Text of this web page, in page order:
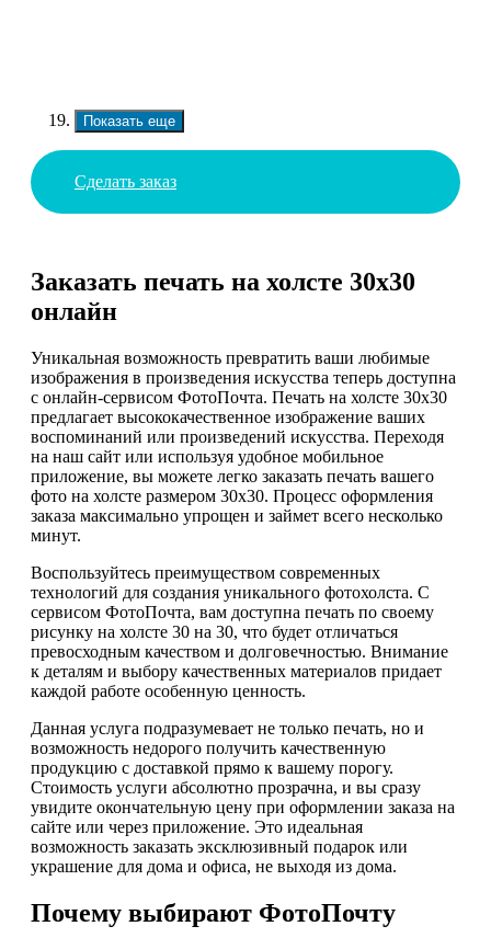
Показать еще
Сделать заказ
Заказать печать на холсте 30х30
онлайн
Уникальная возможность превратить ваши любимые
изображения в произведения искусства теперь доступна
с онлайн-сервисом ФотоПочта. Печать на холсте 30х30
предлагает высококачественное изображение ваших
воспоминаний или произведений искусства. Переходя
на наш сайт или используя удобное мобильное
приложение, вы можете легко заказать печать вашего
фото на холсте размером 30х30. Процесс оформления
заказа максимально упрощен и займет всего несколько
минут.
Воспользуйтесь преимуществом современных
технологий для создания уникального фотохолста. С
сервисом ФотоПочта, вам доступна печать по своему
рисунку на холсте 30 на 30, что будет отличаться
превосходным качеством и долговечностью. Внимание
к деталям и выбору качественных материалов придает
каждой работе особенную ценность.
Данная услуга подразумевает не только печать, но и
возможность недорого получить качественную
продукцию с доставкой прямо к вашему порогу.
Стоимость услуги абсолютно прозрачна, и вы сразу
увидите окончательную цену при оформлении заказа на
сайте или через приложение. Это идеальная
возможность заказать эксклюзивный подарок или
украшение для дома и офиса, не выходя из дома.
Почему выбирают ФотоПочту